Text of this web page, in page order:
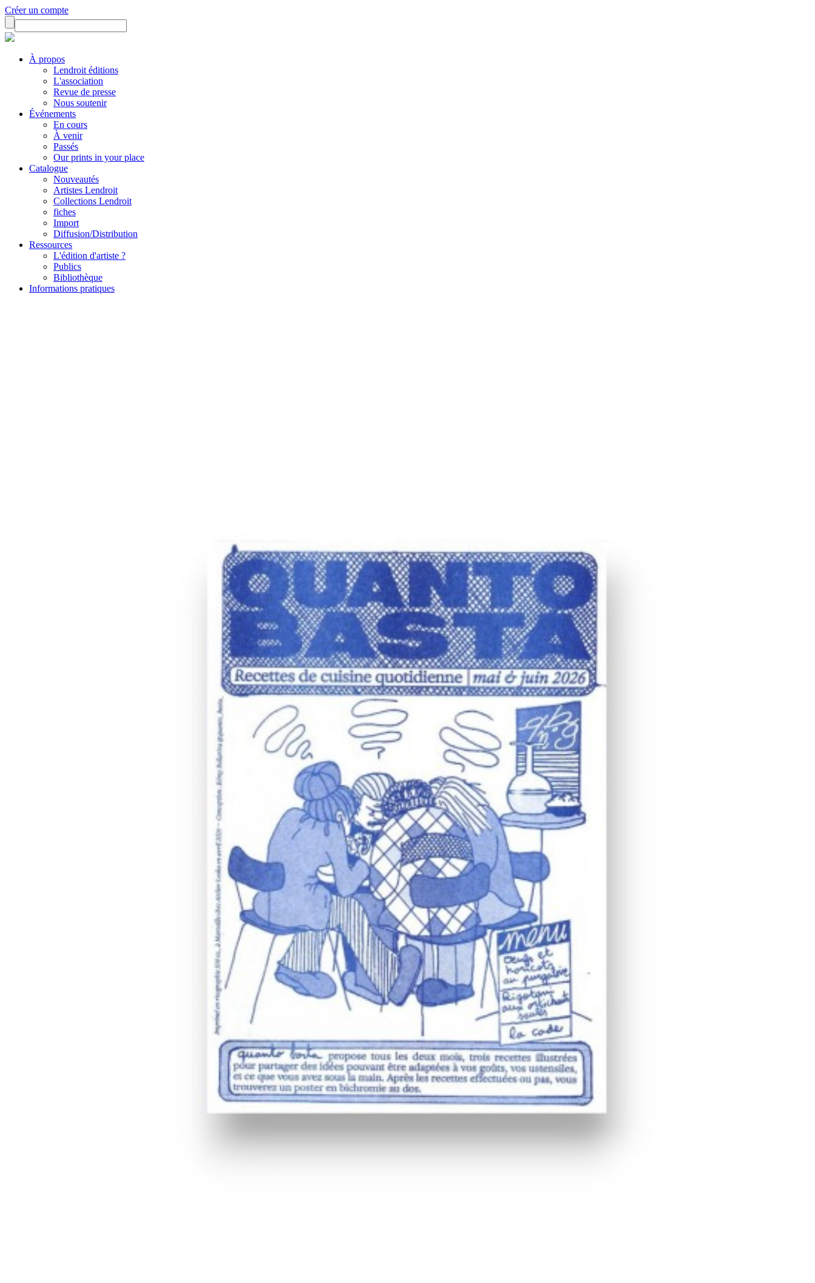
Créer un compte
À propos
Lendroit éditions
L'association
Revue de presse
Nous soutenir
Événements
En cours
À venir
Passés
Our prints in your place
Catalogue
Nouveautés
Artistes Lendroit
Collections Lendroit
fiches
Import
Diffusion/Distribution
Ressources
L'édition d'artiste ?
Publics
Bibliothèque
Informations pratiques